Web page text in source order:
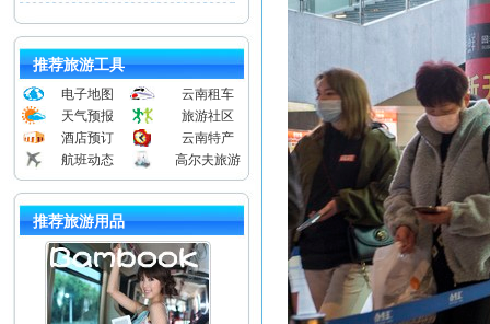
推荐旅游工具
电子地图
云南租车
天气预报
旅游社区
酒店预订
云南特产
航班动态
高尔夫旅游
推荐旅游用品